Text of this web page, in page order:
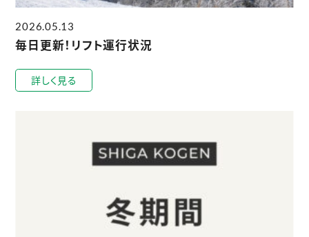
2026.05.13
毎日更新！リフト運行状況
詳しく見る